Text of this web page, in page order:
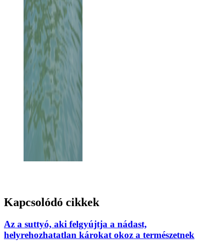
Kapcsolódó cikkek
Az a suttyó, aki felgyújtja a nádast,
helyrehozhatatlan károkat okoz a természetnek